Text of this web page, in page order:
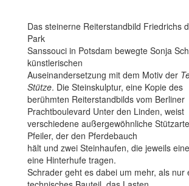
Das steinerne Reiterstandbild Friedrichs
Park
Sanssouci in Potsdam bewegte Sonja
künstlerischen
Auseinandersetzung mit dem Motiv der
Stütze. Die Steinskulptur, eine Kopie des
berühmten Reiterstandbilds vom Berliner
Prachtboulevard Unter den Linden, weist
verschiedene außergewöhnliche
Pfeiler, der den Pferdebauch
hält und zwei Steinhaufen, die jeweils
eine Hinterhufe tragen.
Schrader geht es dabei um mehr, als nur